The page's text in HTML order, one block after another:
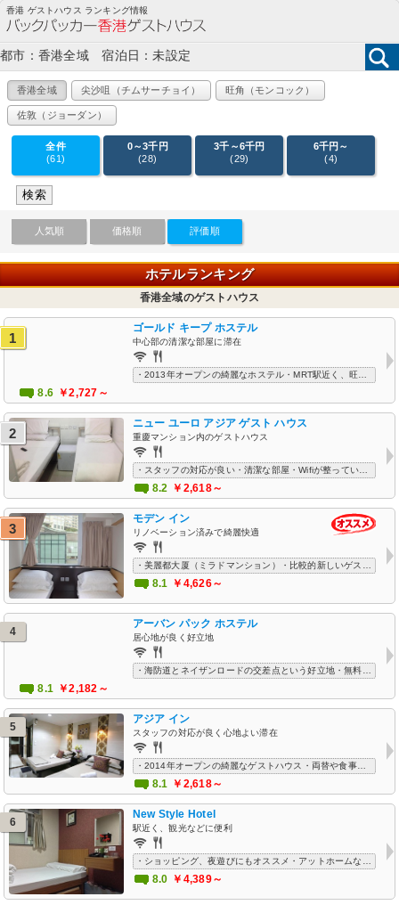
香港 ゲストハウス ランキング情報
都市：香港全域 宿泊日：未設定
香港全域 尖沙咀（チムサーチョイ） 旺角（モンコック）
佐敦（ジョーダン）
全件
(61)
0～3千円
(28)
3千～6千円
(29)
6千円～
(4)
人気順 価格順 評価順
ホテルランキング
香港全域のゲストハウス
1
ゴールド キープ ホステル
中心部の清潔な部屋に滞在
8.6 ￥2,727～
2
ニュー ユーロ アジア ゲスト ハウス
重慶マンション内のゲストハウス
・スタッフの対応が良い・清潔な部屋・Wifiが整っているので快適・魅力的な価格
8.2 ￥2,618～
3
モデン イン
リノベーション済みで綺麗快適
8.1 ￥4,626～
4
アーバン パック ホステル
居心地が良く好立地
8.1 ￥2,182～
5
アジア イン
スタッフの対応が良く心地よい滞在
・2014年オープンの綺麗なゲストハウス・両替や食事に便利な立地・バス停目の前で移動に便利・安定したWi-Fi環境
8.1 ￥2,618～
6
New Style Hotel
駅近く、観光などに便利
8.0 ￥4,389～